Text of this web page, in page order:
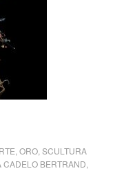
ORO, SCULTURA
CADELO BERTRAND